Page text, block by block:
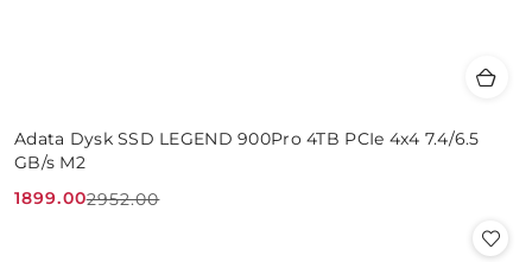
Adata Dysk SSD LEGEND 900Pro 4TB PCIe 4x4 7.4/6.5
GB/s M2
Cena
1899.00
Cena
2952.00